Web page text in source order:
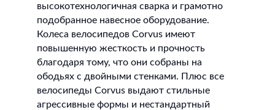
высокотехнологичная сварка и грамотно
подобранное навесное оборудование.
Колеса велосипедов Corvus имеют
повышенную жесткость и прочность
благодаря тому, что они собраны на
ободьях с двойными стенками. Плюс все
велосипеды Corvus выдают стильные
агрессивные формы и нестандартный